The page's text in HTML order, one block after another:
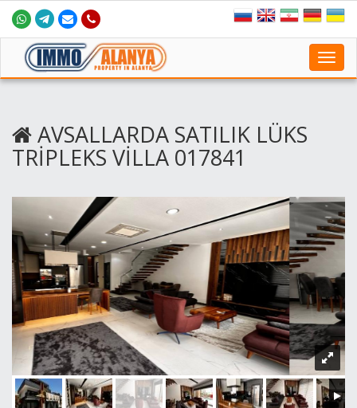
AVSALLARDA SATILIK LÜKS
TRİPLEKS VİLLA 017841